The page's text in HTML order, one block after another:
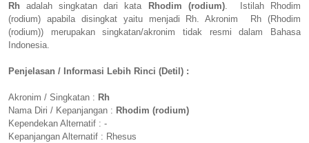
Rh adalah singkatan dari kata Rhodim (rodium). Istilah Rhodim
(rodium) apabila disingkat yaitu menjadi Rh. Akronim Rh (Rhodim
(rodium)) merupakan singkatan/akronim tidak resmi dalam Bahasa
Indonesia.
Penjelasan / Informasi Lebih Rinci (Detil) :
Akronim / Singkatan : Rh
Nama Diri / Kepanjangan : Rhodim (rodium)
Kependekan Alternatif : -
Kepanjangan Alternatif : Rhesus